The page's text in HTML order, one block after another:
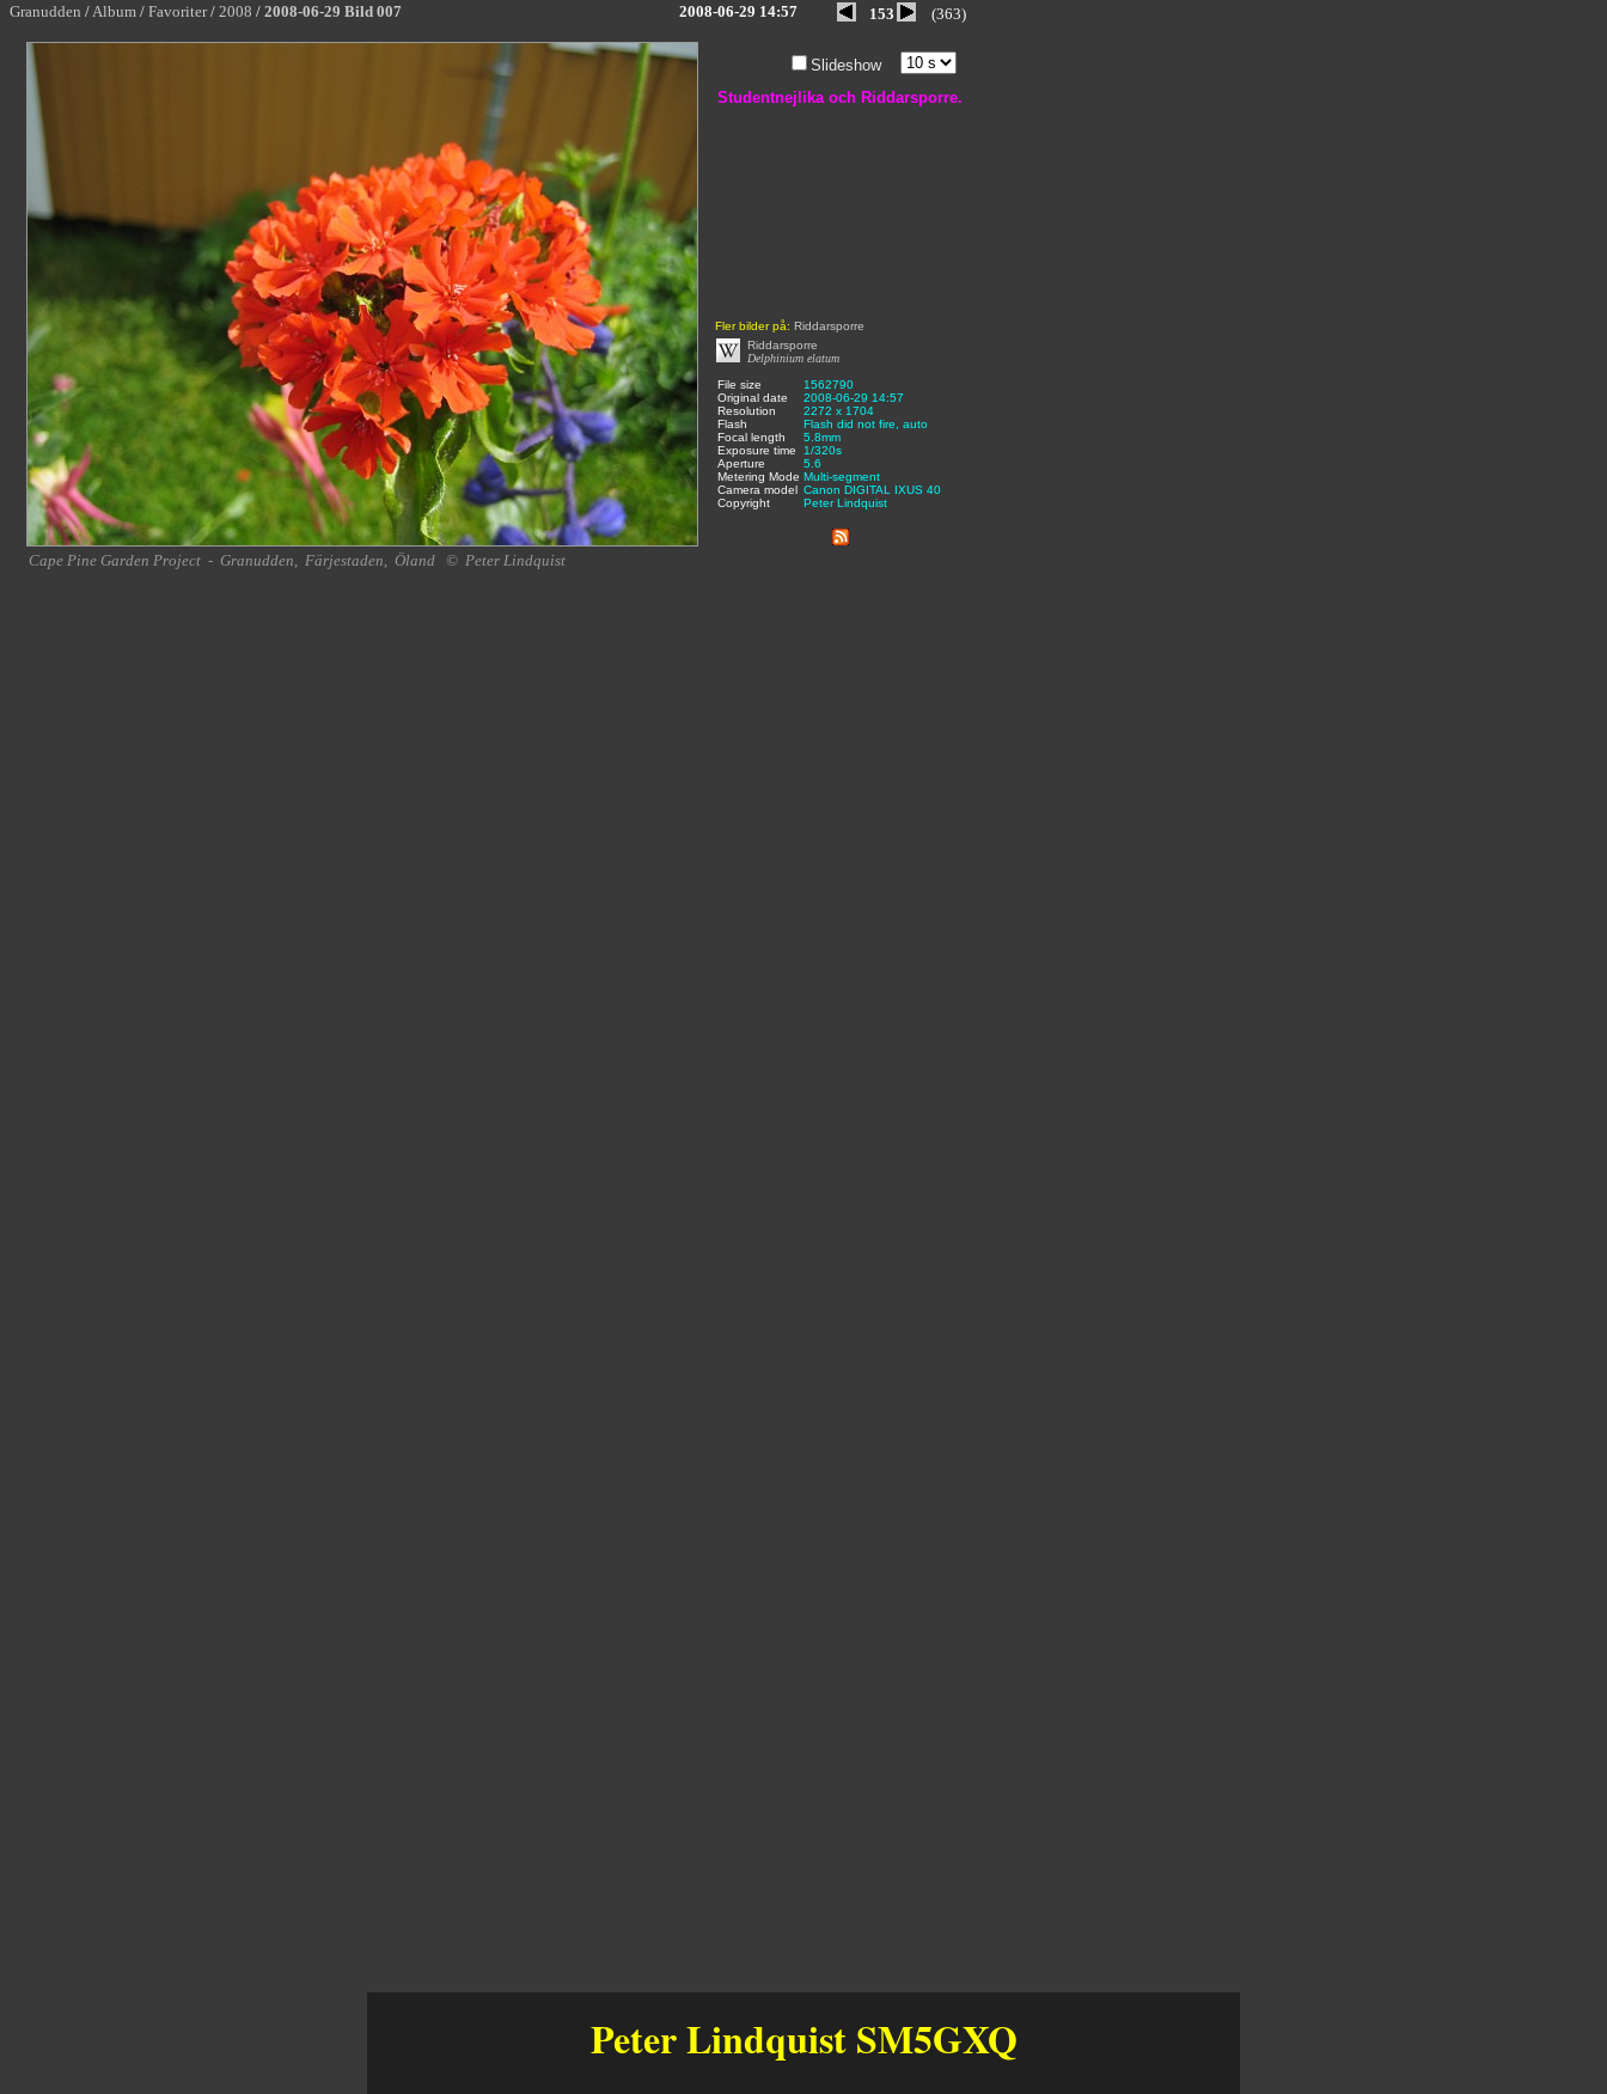
Granudden /Album / Favoriter / 2008 / 2008-06-29 Bild 007 2008-06-29 14:57 153 (363)
Slideshow
Studentnejlika och Riddarsporre.
Fler bilder på: Riddarsporre
Riddarsporre
Delphinium elatum
File size
1562790
Original date
2008-06-29 14:57
Resolution
2272 x 1704
Flash
Flash did not fire, auto
Focal length
5.8mm
Exposure time
1/320s
Aperture
5.6
Metering Mode Multi-segment
Camera model Canon DIGITAL IXUS 40
Copyright
Peter Lindquist
Cape Pine Garden Project - Granudden, Färjestaden, Öland © Peter Lindquist
Peter Lindquist SM5GXQ